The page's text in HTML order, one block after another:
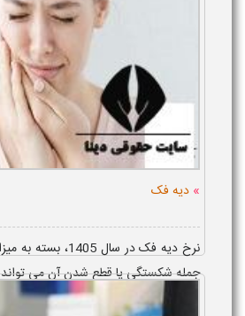
» دیه فک
نرخ دیه فک در سال
جمله شکستگی یا قطع شدن آن می تواند
این حالت ها می توان به قطع شدن فک، با